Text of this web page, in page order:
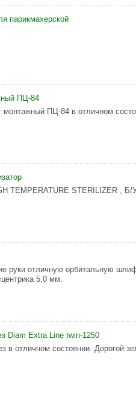
парикмахерской
ПЦ-84
монтажный ПЦ-84 в отличном
TEMPERATURE STERILIZER , Б/
руки отличную орбитальную
5,0 мм.
Diam Extra Line twin-1250
в отличном состоянии. Дорогой